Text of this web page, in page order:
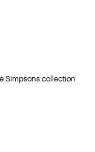
Simpsonscollection